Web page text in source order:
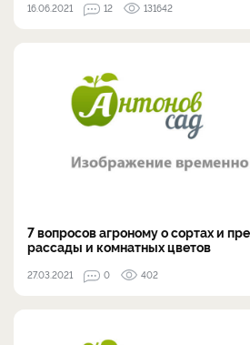
16.06.2021 12 131642
7 вопросов агроному о сортах и
рассады и комнатных цветов
27.03.2021 0 402